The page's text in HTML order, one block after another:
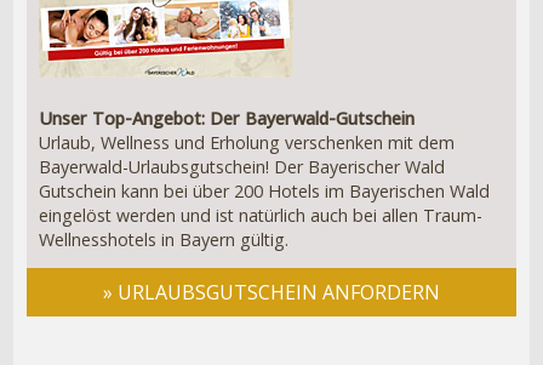
Unser Top-Angebot: Der Bayerwald-Gutschein
Urlaub, Wellness und Erholung verschenken mit dem
Bayerwald-Urlaubsgutschein! Der Bayerischer Wald
Gutschein kann bei über 200 Hotels im Bayerischen Wald
eingelöst werden und ist natürlich auch bei allen Traum-
Wellnesshotels in Bayern gültig.
» URLAUBSGUTSCHEIN ANFORDERN